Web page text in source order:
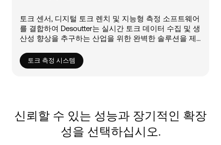
토크 센서, 디지털 토크 렌치 및 지능형 측정 소프트웨어
를 결합하여 Desoutter는 실시간 토크 데이터 수집 및 생
산성 향상을 추구하는 산업을 위한 완벽한 솔루션을 제
토크 측정 시스템
신뢰할 수 있는 성능과 장기적인 확장
성을 선택하십시오.